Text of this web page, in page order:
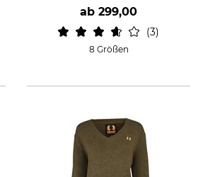
ab299,00
3
8 Größen